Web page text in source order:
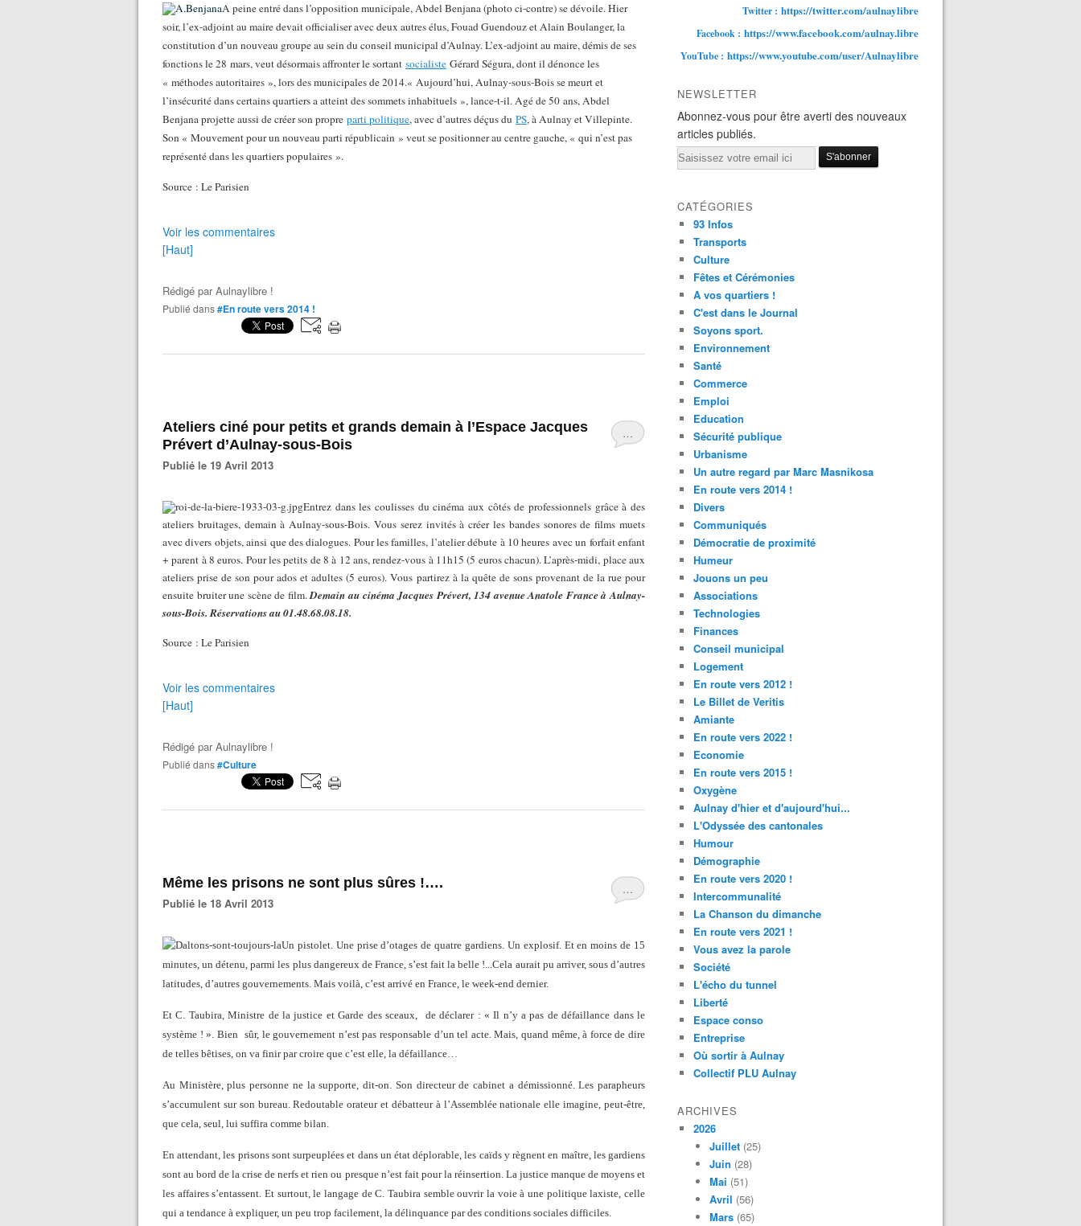
A peine entré dans l’opposition municipale, Abdel Benjana (photo ci-contre) se dévoile. Hier
soir, l’ex-adjoint au maire devait officialiser avec deux autres élus, Fouad Guendouz et Alain Boulanger, la
constitution d’un nouveau groupe au sein du conseil municipal d’Aulnay. L’ex-adjoint au maire, démis de ses
fonctions le 28 mars, veut désormais affronter le sortant socialiste Gérard Ségura, dont il dénonce les
« méthodes autoritaires », lors des municipales de 2014.« Aujourd’hui, Aulnay-sous-Bois se meurt et
l’insécurité dans certains quartiers a atteint des sommets inhabituels », lance-t-il. Agé de 50 ans, Abdel
Benjana projette aussi de créer son propre parti politique, avec d’autres déçus du PS, à Aulnay et Villepinte.
Son « Mouvement pour un nouveau parti républicain » veut se positionner au centre gauche, « qui n’est pas
représenté dans les quartiers populaires ».
Source : Le Parisien
Voir les commentaires
[Haut]
Rédigé parAulnaylibre !
Publié dans#En route vers 2014 !
…
Ateliers ciné pour petits et grands demain à l’Espace Jacques
Prévert d’Aulnay-sous-Bois
Publié le 19 Avril 2013
Entrez dans les coulisses du cinéma aux côtés de professionnels grâce à des
ateliers bruitages, demain à Aulnay-sous-Bois. Vous serez invités à créer les bandes sonores de films muets
avec divers objets, ainsi que des dialogues. Pour les familles, l’atelier débute à 10 heures avec un forfait enfant
+ parent à 8 euros. Pour les petits de 8 à 12 ans, rendez-vous à 11h15 (5 euros chacun). L’après-midi, place aux
ateliers prise de son pour ados et adultes (5 euros). Vous partirez à la quête de sons provenant de la rue pour
ensuite bruiter une scène de film.Demain au cinéma Jacques Prévert, 134 avenue Anatole France à Aulnay-
sous-Bois. Réservations au 01.48.68.08.18.
Source : Le Parisien
Voir les commentaires
[Haut]
Rédigé parAulnaylibre !
Publié dans#Culture
…
Même les prisons ne sont plus sûres !….
Publié le 18 Avril 2013
Un pistolet. Une prise d’otages de quatre gardiens. Un explosif. Et en moins de 15
minutes, un détenu, parmi les plus dangereux de France, s’est fait la belle !...Cela aurait pu arriver, sous d’autres
latitudes, d’autres gouvernements. Mais voilà, c’est arrivé en France, le week-end dernier.
Et C. Taubira, Ministre de la justice et Garde des sceaux,
de déclarer : « Il n’y a pas de défaillance dans le
système ! ». Bien
sûr, le gouvernement n’est pas responsable d’un tel acte. Mais, quand même, à force de dire
de telles bêtises, on va finir par croire que c’est elle, la défaillance…
Au Ministère, plus personne ne la supporte, dit-on. Son directeur de cabinet a démissionné. Les parapheurs
s’accumulent sur son bureau. Redoutable orateur et débatteur à l’Assemblée nationale elle imagine, peut-être,
que cela, seul, lui suffira comme bilan.
En attendant, les prisons sont surpeuplées et dans un état déplorable, les caïds y règnent en maître, les gardiens
sont au bord de la crise de nerfs et rien ou presque n’est fait pour la réinsertion. La justice manque de moyens et
les affaires s’entassent. Et surtout, le langage de C. Taubira semble ouvrir la voie à une politique laxiste, celle
qui a tendance à expliquer, un peu trop facilement, la délinquance par des conditions sociales difficiles.
Twitter : https://twitter.com/aulnaylibre
Facebook : https://www.facebook.com/aulnay.libre
YouTube : https://www.youtube.com/user/Aulnaylibre
NEWSLETTER
Abonnez-vous pour être averti des nouveaux
articles publiés.
Email
CATÉGORIES
93 Infos
Transports
Culture
Fêtes et Cérémonies
A vos quartiers !
C'est dans le Journal
Soyons sport.
Environnement
Santé
Commerce
Emploi
Education
Sécurité publique
Urbanisme
Un autre regard par Marc Masnikosa
En route vers 2014 !
Divers
Communiqués
Démocratie de proximité
Humeur
Jouons un peu
Associations
Technologies
Finances
Conseil municipal
Logement
En route vers 2012 !
Le Billet de Veritis
Amiante
En route vers 2022 !
Economie
En route vers 2015 !
Oxygène
Aulnay d'hier et d'aujourd'hui...
L'Odyssée des cantonales
Humour
Démographie
En route vers 2020 !
Intercommunalité
La Chanson du dimanche
En route vers 2021 !
Vous avez la parole
Société
L'écho du tunnel
Liberté
Espace conso
Entreprise
Où sortir à Aulnay
Collectif PLU Aulnay
ARCHIVES
2026
Juillet (25)
Juin (28)
Mai (51)
Avril (56)
Mars (65)